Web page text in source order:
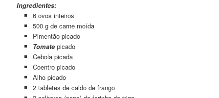
Ingredientes:
6 ovos inteiros
500 g de carne moída
Pimentão picado
Tomatepicado
Cebola picada
Coentro picado
Alho picado
2 tabletes de caldo de frango